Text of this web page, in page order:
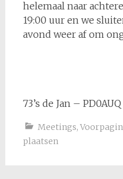
helemaal naar
19:00 uur en we
avond weer af om
73’s de Jan – PD0AUQ
Meetings,
plaatsen